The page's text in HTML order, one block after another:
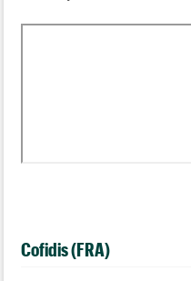
Cofidis (FRA)